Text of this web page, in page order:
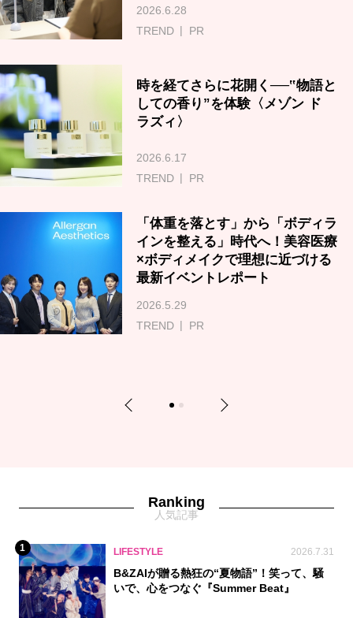
2026.6.28
TREND
PR
時を経てさらに花開く──‟物語と
しての香り”を体験〈メゾン ド
ラズィ〉
2026.6.17
TREND
PR
「体重を落とす」から「ボディラ
インを整える」時代へ！美容医療
×ボディメイクで理想に近づける
最新イベントレポート
2026.5.29
TREND
PR
Previous 1 2 Next
Ranking
人気記事
1 LIFESTYLE 2026.7.31
B&ZAIが贈る熱狂の“夏物語”！笑って、騒
いで、心をつなぐ『Summer Beat』